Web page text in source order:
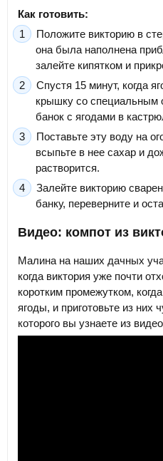
Как готовить:
Положите викторию в
она была наполнена
залейте кипятком и
Спустя 15 минут, когда
крышку со специальным
банок с ягодами в
Поставьте эту воду на
всыпьте в нее сахар и
растворится.
Залейте викторию
банку, переверните и
Видео: компот из
Малина на наших дачных
когда виктория уже почти
коротким промежутком,
ягоды, и приготовьте из них
которого вы узнаете из